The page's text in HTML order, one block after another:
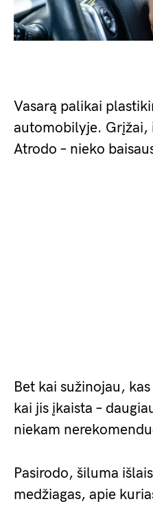
Vasarą palikai
automobilyje. Grįžai,
Atrodo – nieko
Bet kai sužinojau,
kai jis įkaista –
niekam
Pasirodo, šiluma
medžiagas, apie